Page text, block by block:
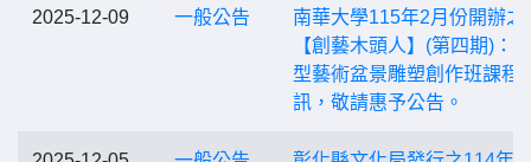
2025-12-09 一般公告
南華大學115年2月份開辦之
【創藝木頭人】(第四期)：
型藝術盆景雕塑創作班課程
訊，敬請惠予公告。